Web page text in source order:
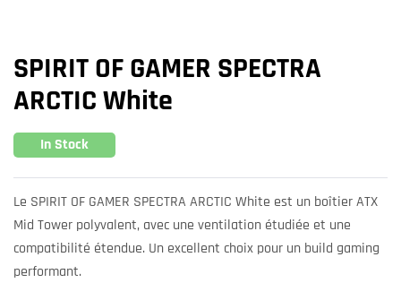
SPIRIT OF GAMER SPECTRA
ARCTIC White
In Stock
Le SPIRIT OF GAMER SPECTRA ARCTIC White est un boîtier ATX
Mid Tower polyvalent, avec une ventilation étudiée et une
compatibilité étendue. Un excellent choix pour un build gaming
performant.